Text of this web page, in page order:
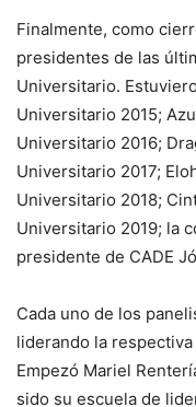
Finalmente, como
presidentes de las
Universitario.
Universitario 2015;
Universitario 2016;
Universitario 2017;
Universitario 2018;
Universitario 2019; la
presidente de CADE
Cada uno de los
liderando la
Empezó Mariel
sido su escuela de